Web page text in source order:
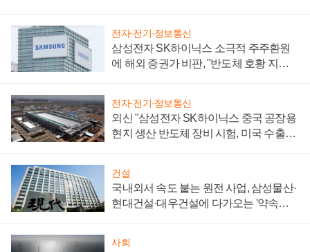
전자·전기·정보통신
삼성전자 SK하이닉스 소극적 주주환원
에 해외 증권가 비판, "반도체 호황 지속
전자·전기·정보통신
외신 "삼성전자 SK하이닉스 중국 공장용
현지 생산 반도체 장비 시험, 미국 수출통
건설
국내외서 속도 붙는 원전 사업, 삼성물산·
현대건설·대우건설에 다가오는 '약속의
사회